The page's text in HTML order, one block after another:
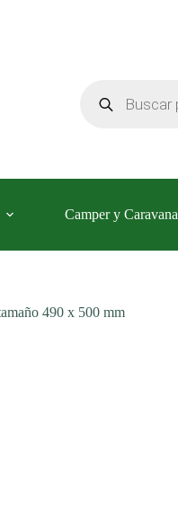
productos
Camper y Caravana